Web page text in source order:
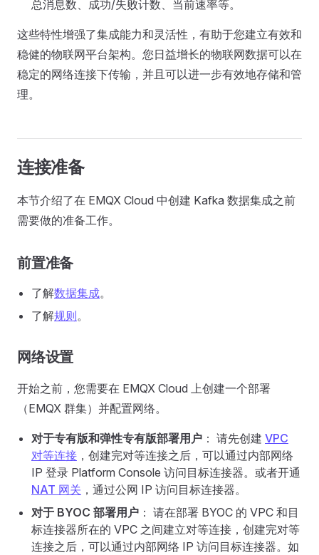
总消息数、成功/失败计数、当前速率等。
这些特性增强了集成能力和灵活性，有助于您建立有效和
稳健的物联网平台架构。您日益增长的物联网数据可以在
稳定的网络连接下传输，并且可以进一步有效地存储和管
理。
连接准备
本节介绍了在 EMQX Cloud 中创建 Kafka 数据集成之前
需要做的准备工作。
前置准备
了解数据集成。
了解规则。
网络设置
开始之前，您需要在 EMQX Cloud 上创建一个部署
（EMQX 群集）并配置网络。
对于专有版和弹性专有版部署用户 ： 请先创建 VPC
对等连接 ，创建完对等连接之后，可以通过内部网络
IP 登录 Platform Console 访问目标连接器。或者开通
NAT 网关 ，通过公网 IP 访问目标连接器。
对于 BYOC 部署用户 ： 请在部署 BYOC 的 VPC 和目
标连接器所在的 VPC 之间建立对等连接，创建完对等
连接之后，可以通过内部网络 IP 访问目标连接器。如